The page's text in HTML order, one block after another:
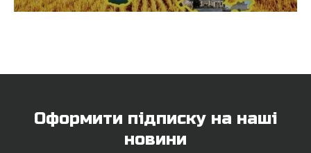
Оформити підписку на наші
новини